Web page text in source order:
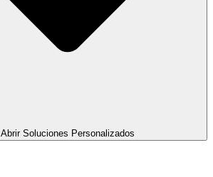
Abrir Soluciones Personalizados